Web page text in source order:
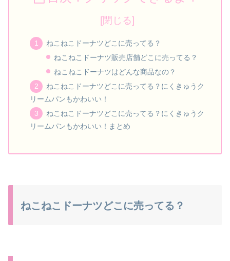
ねこねこドーナツどこに売ってる？
ねこねこドーナツ販売店舗どこに売ってる？
ねこねこドーナツはどんな商品なの？
ねこねこドーナツどこに売ってる？にくきゅうク
リームパンもかわいい！
ねこねこドーナツどこに売ってる？にくきゅうク
リームパンもかわいい！まとめ
ねこねこドーナツどこに売ってる？